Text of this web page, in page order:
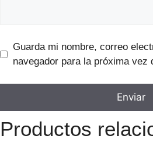
Guarda mi nombre, correo
navegador para la próxima vez
Productos